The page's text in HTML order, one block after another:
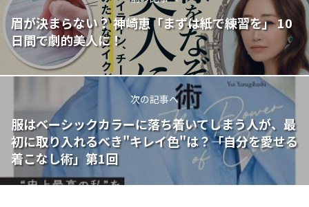
眉が決まらない？ 神崎恵「まずは紙で練習を」 10
日間で劇的美人に！
次の記事へ
服はベーシックカラーに落ち着いてしまう人が、最
初に取り入れるべき"キレイ色"は？――「自分を愛せる
着こなし術」第1回